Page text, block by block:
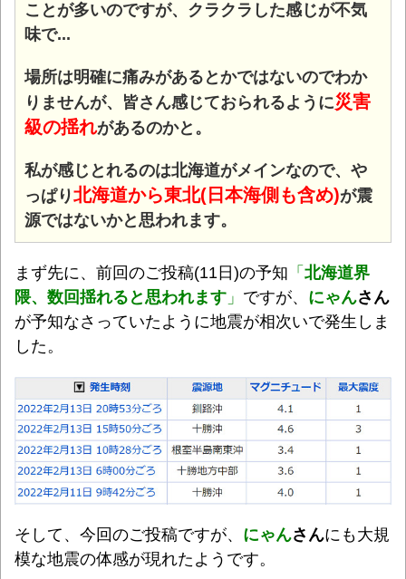
ことが多いのですが、クラクラした感じが不気
味で...
場所は明確に痛みがあるとかではないのでわか
りませんが、皆さん感じておられるように災害
級の揺れがあるのかと。
私が感じとれるのは北海道がメインなので、や
っぱり北海道から東北(日本海側も含め)が震
源ではないかと思われます。
まず先に、前回のご投稿(11日)の予知 「 北海道界
隈、数回揺れると思われます 」 ですが、 にゃんさん
が予知なさっていたように地震が相次いで発生しま
した。
そして、今回のご投稿ですが、 にゃんさんにも大規
模な地震の体感が現れたようです。